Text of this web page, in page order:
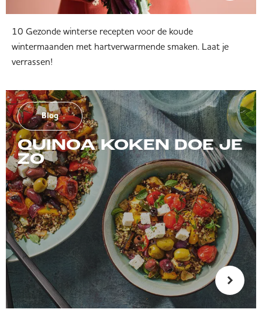
10 Gezonde winterse recepten voor de koude
wintermaanden met hartverwarmende smaken. Laat je
verrassen!
Blog
QUINOA KOKEN DOE JE
ZO